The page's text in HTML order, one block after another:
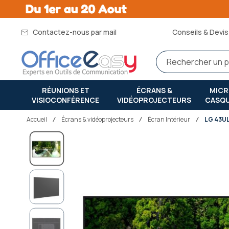
Contactez-nous par mail Conseils &
RÉUNIONS ET
VISIOCONFÉRENCE
ÉCRANS &
VIDÉOPROJECTEURS
Accueil écrans & vidéoprojecteurs Écran Intérieur LG
Passer
fin
de
galerie
d’images